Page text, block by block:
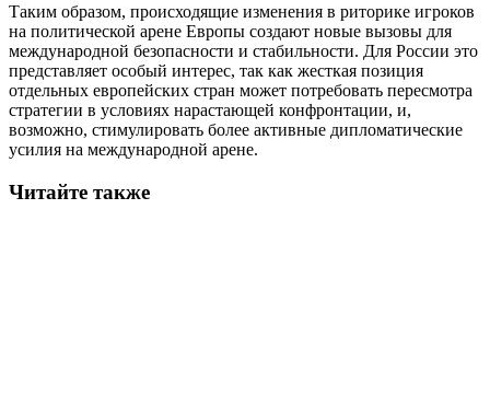
Таким образом, происходящие изменения в риторике игроков
на политической арене Европы создают новые вызовы для
международной безопасности и стабильности. Для России это
представляет особый интерес, так как жесткая позиция
отдельных европейских стран может потребовать пересмотра
стратегии в условиях нарастающей конфронтации, и,
возможно, стимулировать более активные дипломатические
усилия на международной арене.
Читайте также